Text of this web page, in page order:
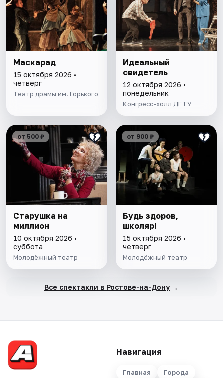
Маскарад
15 октября 2026 •
четверг
Театр драмы им. Горького
Идеальный
свидетель
12 октября 2026 •
понедельник
Конгресс-холл ДГТУ
от 500 ₽
Старушка на
миллион
10 октября 2026 •
суббота
Молодёжный театр
от 900 ₽
Будь здоров,
школяр!
15 октября 2026 •
четверг
Молодёжный театр
Все спектакли в Ростове-на-Дону→
Навигация
Главная Города